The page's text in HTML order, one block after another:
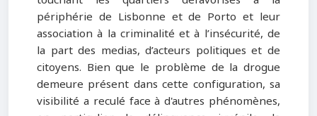
périphérie de Lisbonne et de Porto et leur
association à la criminalité et à l’insécurité, de
la part des medias, d’acteurs politiques et de
citoyens. Bien que le problème de la drogue
demeure présent dans cette configuration, sa
visibilité a reculé face à d'autres phénomènes,